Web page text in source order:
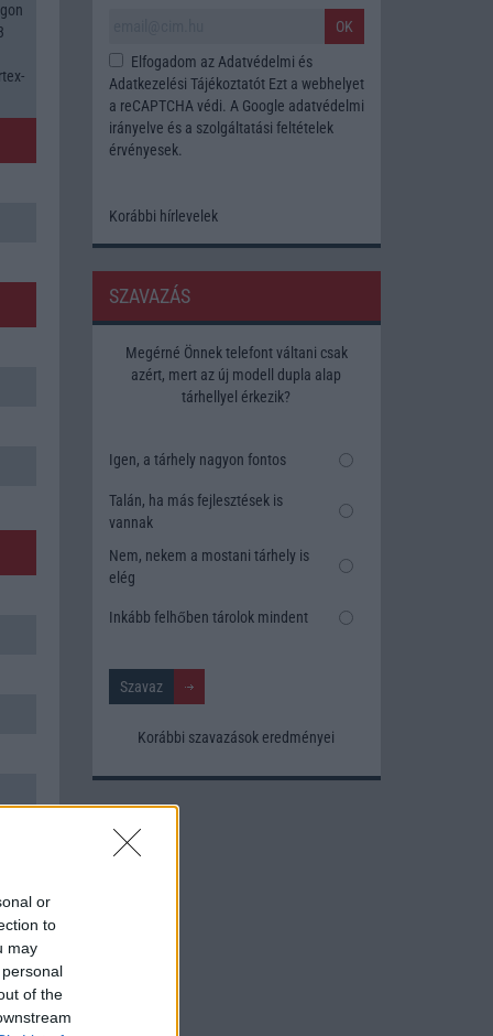
or
to
may
of the
OK
Elfogadom az Adatvédelmi és
Adatkezelési TájékoztatótEzt a webhelyet
a reCAPTCHA védi. A Google adatvédelmi
irányelve és a szolgáltatási feltételek
érvényesek.
Korábbi hírlevelek
SZAVAZÁS
Megérné Önnek telefont váltani csak
azért, mert az új modell dupla alap
tárhellyel érkezik?
Igen, a tárhely nagyon fontos
Talán, ha más fejlesztések is
vannak
Nem, nekem a mostani tárhely is
elég
Inkább felhőben tárolok mindent
Korábbi szavazások eredményei